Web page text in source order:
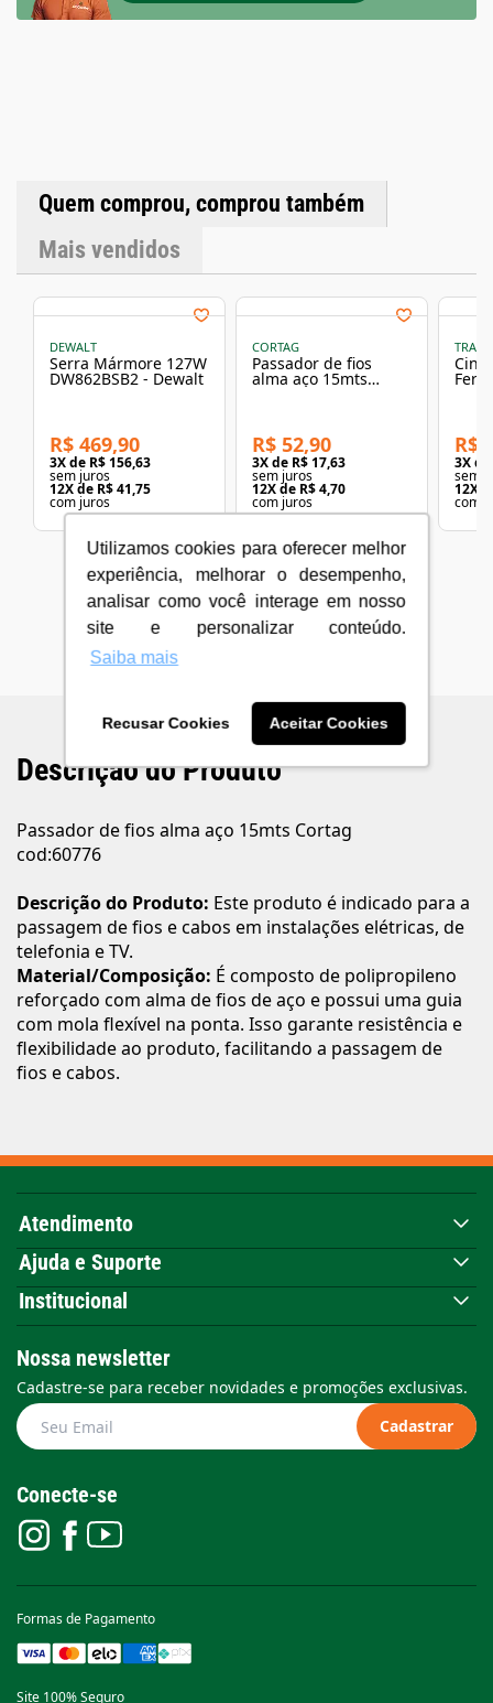
Utilizamos cookies para oferecer melhor
experiência, melhorar o desempenho,
analisar como você interage em nosso
site e personalizar conteúdo.
Saiba mais
Recusar Cookies Aceitar Cookies
Quem comprou, comprou também
Mais vendidos
DEWALT
Serra Mármore 127W
DW862BSB2 - Dewalt
R$ 469,90
3X de R$ 156,63
sem juros
12X de R$ 41,75
com juros
CORTAG
Passador de fios
alma aço 15mts
R$ 52,90
3X de R$ 17,63
sem juros
12X de R$ 4,70
com juros
R$
3X de
sem
12X
com
Descrição do Produto
Passador de fios alma aço 15mts Cortag
cod:60776
Descrição do Produto: Este produto é indicado para a
passagem de fios e cabos em instalações elétricas, de
telefonia e TV.
Material/Composição: É composto de polipropileno
reforçado com alma de fios de aço e possui uma guia
com mola flexível na ponta. Isso garante resistência e
flexibilidade ao produto, facilitando a passagem de
fios e cabos.
Atendimento
Ajuda e Suporte
Institucional
Nossa newsletter
Cadastre-se para receber novidades e promoções exclusivas.
Cadastrar
Conecte-se
Formas de Pagamento
Site 100% Seguro